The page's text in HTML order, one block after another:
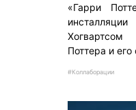
«Гарри
Поттера и
#Коллаборации